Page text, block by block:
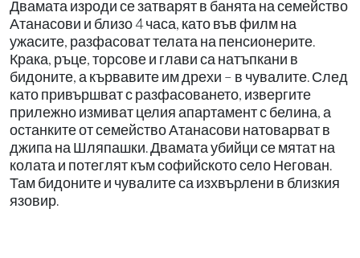
Двамата изроди се затварят в банята на семейство
Атанасови и близо 4 часа, като във филм на
ужасите, разфасоват телата на пенсионерите.
Крака, ръце, торсове и глави са натъпкани в
бидоните, а кървавите им дрехи – в чувалите. След
като привършват с разфасоването, извергите
прилежно измиват целия апартамент с белина, а
останките от семейство Атанасови натоварват в
джипа на Шляпашки. Двамата убийци се мятат на
колата и потеглят към софийското село Негован.
Там бидоните и чувалите са изхвърлени в близкия
язовир.